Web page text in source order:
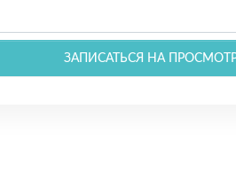
ЗАПИСАТЬСЯ НА